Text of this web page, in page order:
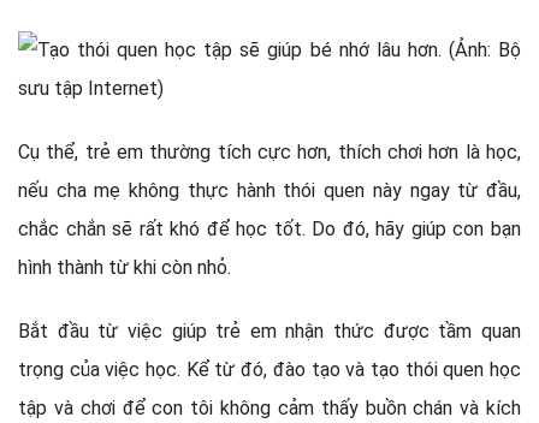
Cụ thể, trẻ em thường tích cực hơn, thích chơi hơn là học,
nếu cha mẹ không thực hành thói quen này ngay từ đầu,
chắc chắn sẽ rất khó để học tốt. Do đó, hãy giúp con bạn
hình thành từ khi còn nhỏ.
Bắt đầu từ việc giúp trẻ em nhận thức được tầm quan
trọng của việc học. Kể từ đó, đào tạo và tạo thói quen học
tập và chơi để con tôi không cảm thấy buồn chán và kích